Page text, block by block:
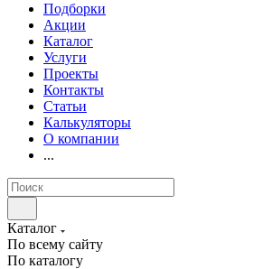
Подборки
Акции
Каталог
Услуги
Проекты
Контакты
Статьи
Калькуляторы
О компании
...
Каталог
По всему сайту
По каталогу